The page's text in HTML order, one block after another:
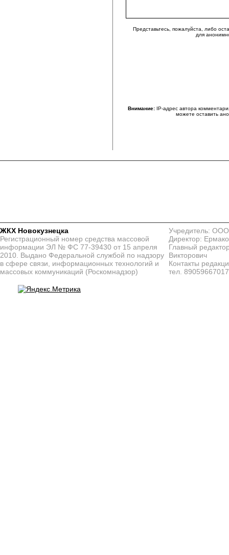
Представьтесь, пожалуйста, либо
для
Внимание:IP-адрес автора
можете оставить
ЖКХ Новокузнецка
Регистрационный номер средства массовой
информации ЭЛ № ФС 77-39430 от 15 апреля
2010. Выдано Федеральной службой по надзору
в сфере связи, информационных технологий и
массовых коммуникаций (Роскомнадзор)
Учредитель:
Директор:
Главный
Викторович
Контакты
тел. 89059667017